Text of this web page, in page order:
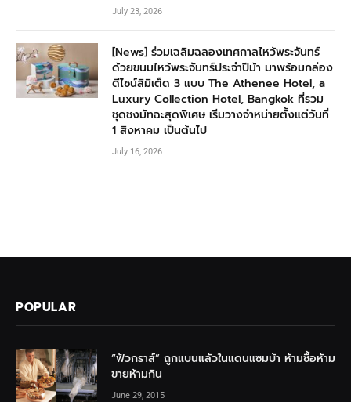
July 23, 2026
[News] ร่วมเฉลิมฉลองเทศกาลไหว้พระจันทร์
ด้วยขนมไหว้พระจันทร์ประจำปีม้า มาพร้อมกล่อง
ดีไซน์ลิมิเต็ด 3 แบบ The Athenee Hotel, a
Luxury Collection Hotel, Bangkok ที่รวม
ชุดชงมัทฉะสุดพิเศษ เริ่มวางจำหน่ายตั้งแต่วันที่
1 สิงหาคม เป็นต้นไป
July 16, 2026
POPULAR
“ฟัวกราส์” ถูกแบนแล้วในแดนแซมบ้า ห้ามซื้อห้าม
ขายห้ามกิน
June 29, 2015